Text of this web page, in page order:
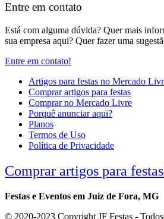
Entre em contato
Está com alguma dúvida? Quer mais
sua empresa aqui? Quer fazer uma
Entre em contato!
Artigos para festas no Mercado
Comprar artigos para festas
Comprar no Mercado Livre
Porquê anunciar aqui?
Planos
Termos de Uso
Política de Privacidade
Comprar artigos para
Festas e Eventos em Juiz de Fora, MG
© 2020-2023 Copyright JF Festas -